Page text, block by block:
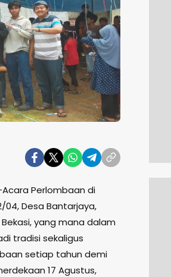
Perlombaan di
04, Desa Bantarjaya,
yang mana dalam
tradisi sekaligus
setiap tahun demi
17 Agustus,